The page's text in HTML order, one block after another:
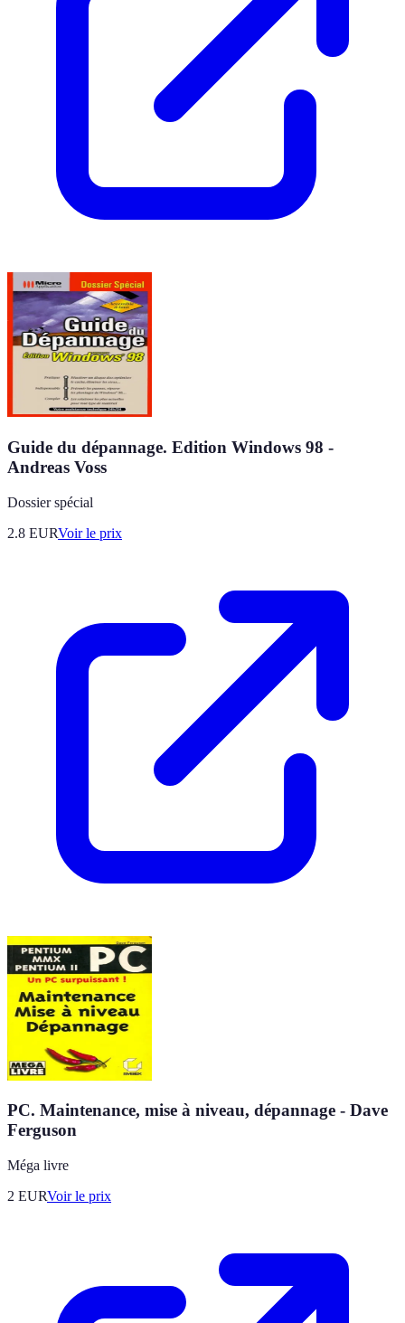
Guide du dépannage. Edition Windows 98 -
Andreas Voss
Dossier spécial
2.8 EURVoir le prix
PC. Maintenance, mise à niveau, dépannage - Dave
Ferguson
Méga livre
2 EURVoir le prix